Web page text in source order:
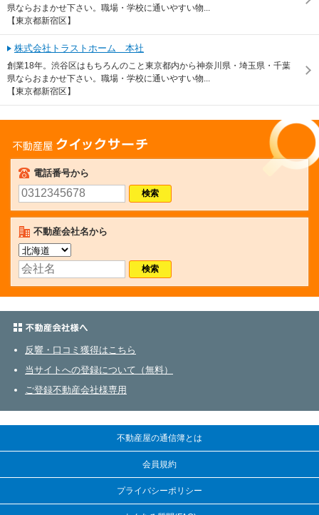
県ならおまかせ下さい。職場・学校に通いやすい物...
【東京都新宿区】
株式会社トラストホーム 本社
創業18年。渋谷区はもちろんのこと東京都内から神奈川県・埼玉県・千葉
県ならおまかせ下さい。職場・学校に通いやすい物...
【東京都新宿区】
不動産屋クイックサーチ
電話番号から
不動産会社名から
反響・口コミ獲得はこちら
当サイトへの登録について（無料）
ご登録不動産会社様専用
不動産屋の通信簿とは
会員規約
プライバシーポリシー